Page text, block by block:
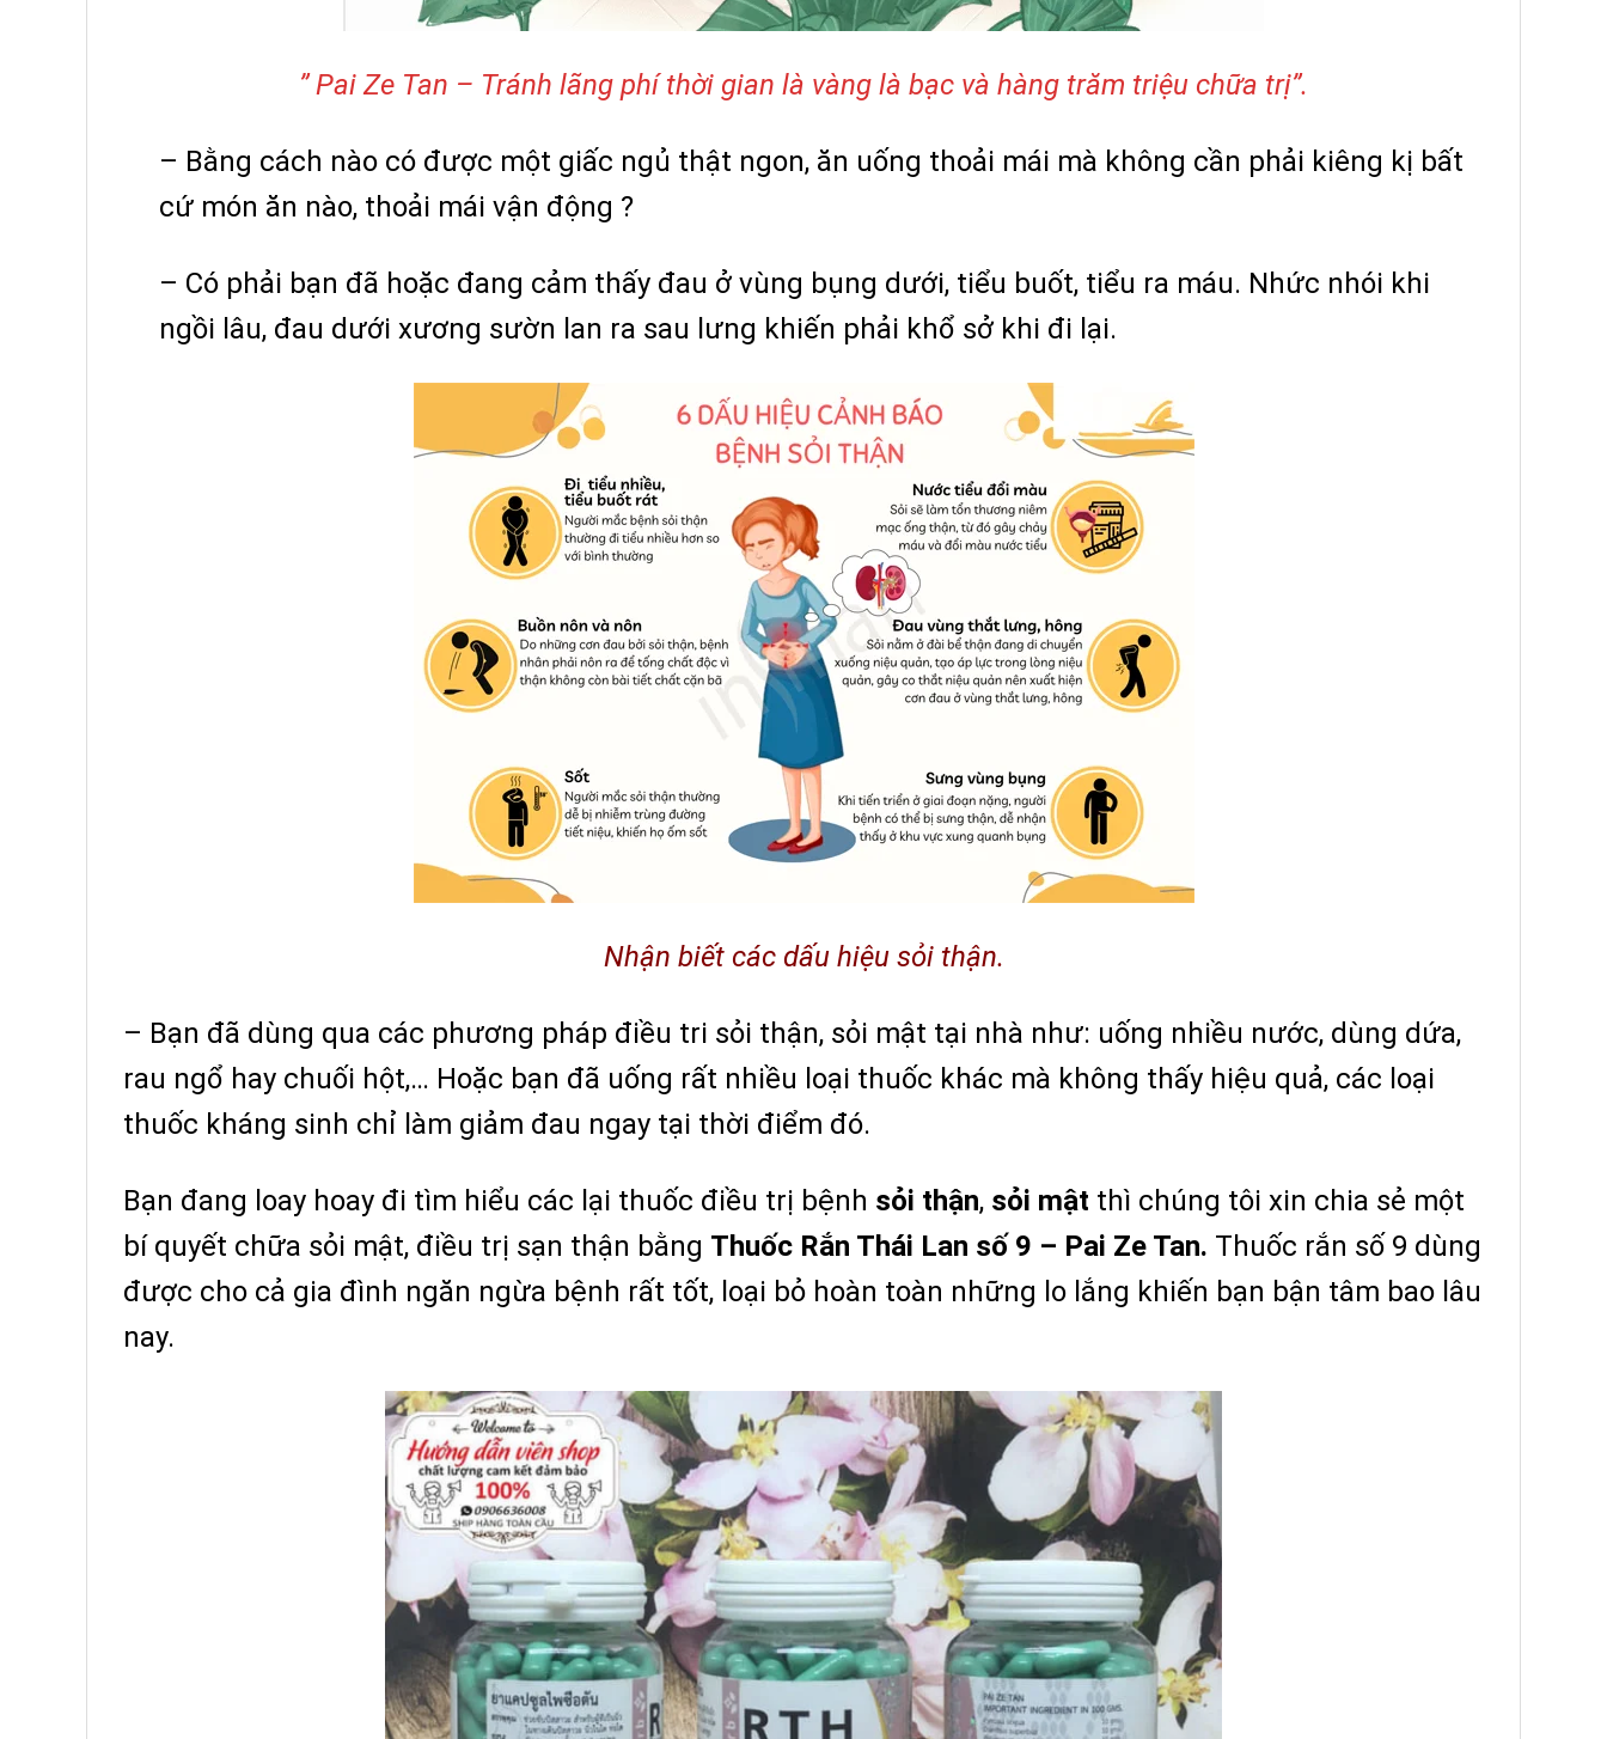
” Pai Ze Tan – Tránh lãng phí thời gian là vàng là bạc và hàng trăm triệu chữa trị”.
– Bằng cách nào có được một giấc ngủ thật ngon, ăn uống thoải mái mà không cần phải kiêng kị bất
cứ món ăn nào, thoải mái vận động ?
– Có phải bạn đã hoặc đang cảm thấy đau ở vùng bụng dưới, tiểu buốt, tiểu ra máu. Nhức nhói khi
ngồi lâu, đau dưới xương sườn lan ra sau lưng khiến phải khổ sở khi đi lại.
Nhận biết các dấu hiệu sỏi thận.
– Bạn đã dùng qua các phương pháp điều tri sỏi thận, sỏi mật tại nhà như: uống nhiều nước, dùng dứa,
rau ngổ hay chuối hột,… Hoặc bạn đã uống rất nhiều loại thuốc khác mà không thấy hiệu quả, các loại
thuốc kháng sinh chỉ làm giảm đau ngay tại thời điểm đó.
Bạn đang loay hoay đi tìm hiểu các lại thuốc điều trị bệnh sỏi thận, sỏi mật thì chúng tôi xin chia sẻ một
bí quyết chữa sỏi mật, điều trị sạn thận bằng Thuốc Rắn Thái Lan số 9 – Pai Ze Tan. Thuốc rắn số 9 dùng
được cho cả gia đình ngăn ngừa bệnh rất tốt, loại bỏ hoàn toàn những lo lắng khiến bạn bận tâm bao lâu
nay.